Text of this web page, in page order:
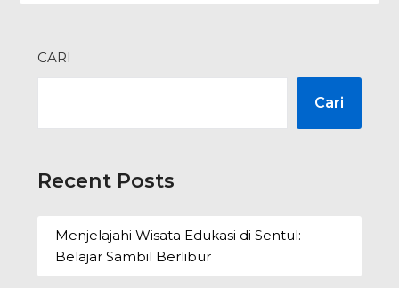
CARI
Cari
Recent Posts
Menjelajahi Wisata Edukasi di Sentul:
Belajar Sambil Berlibur